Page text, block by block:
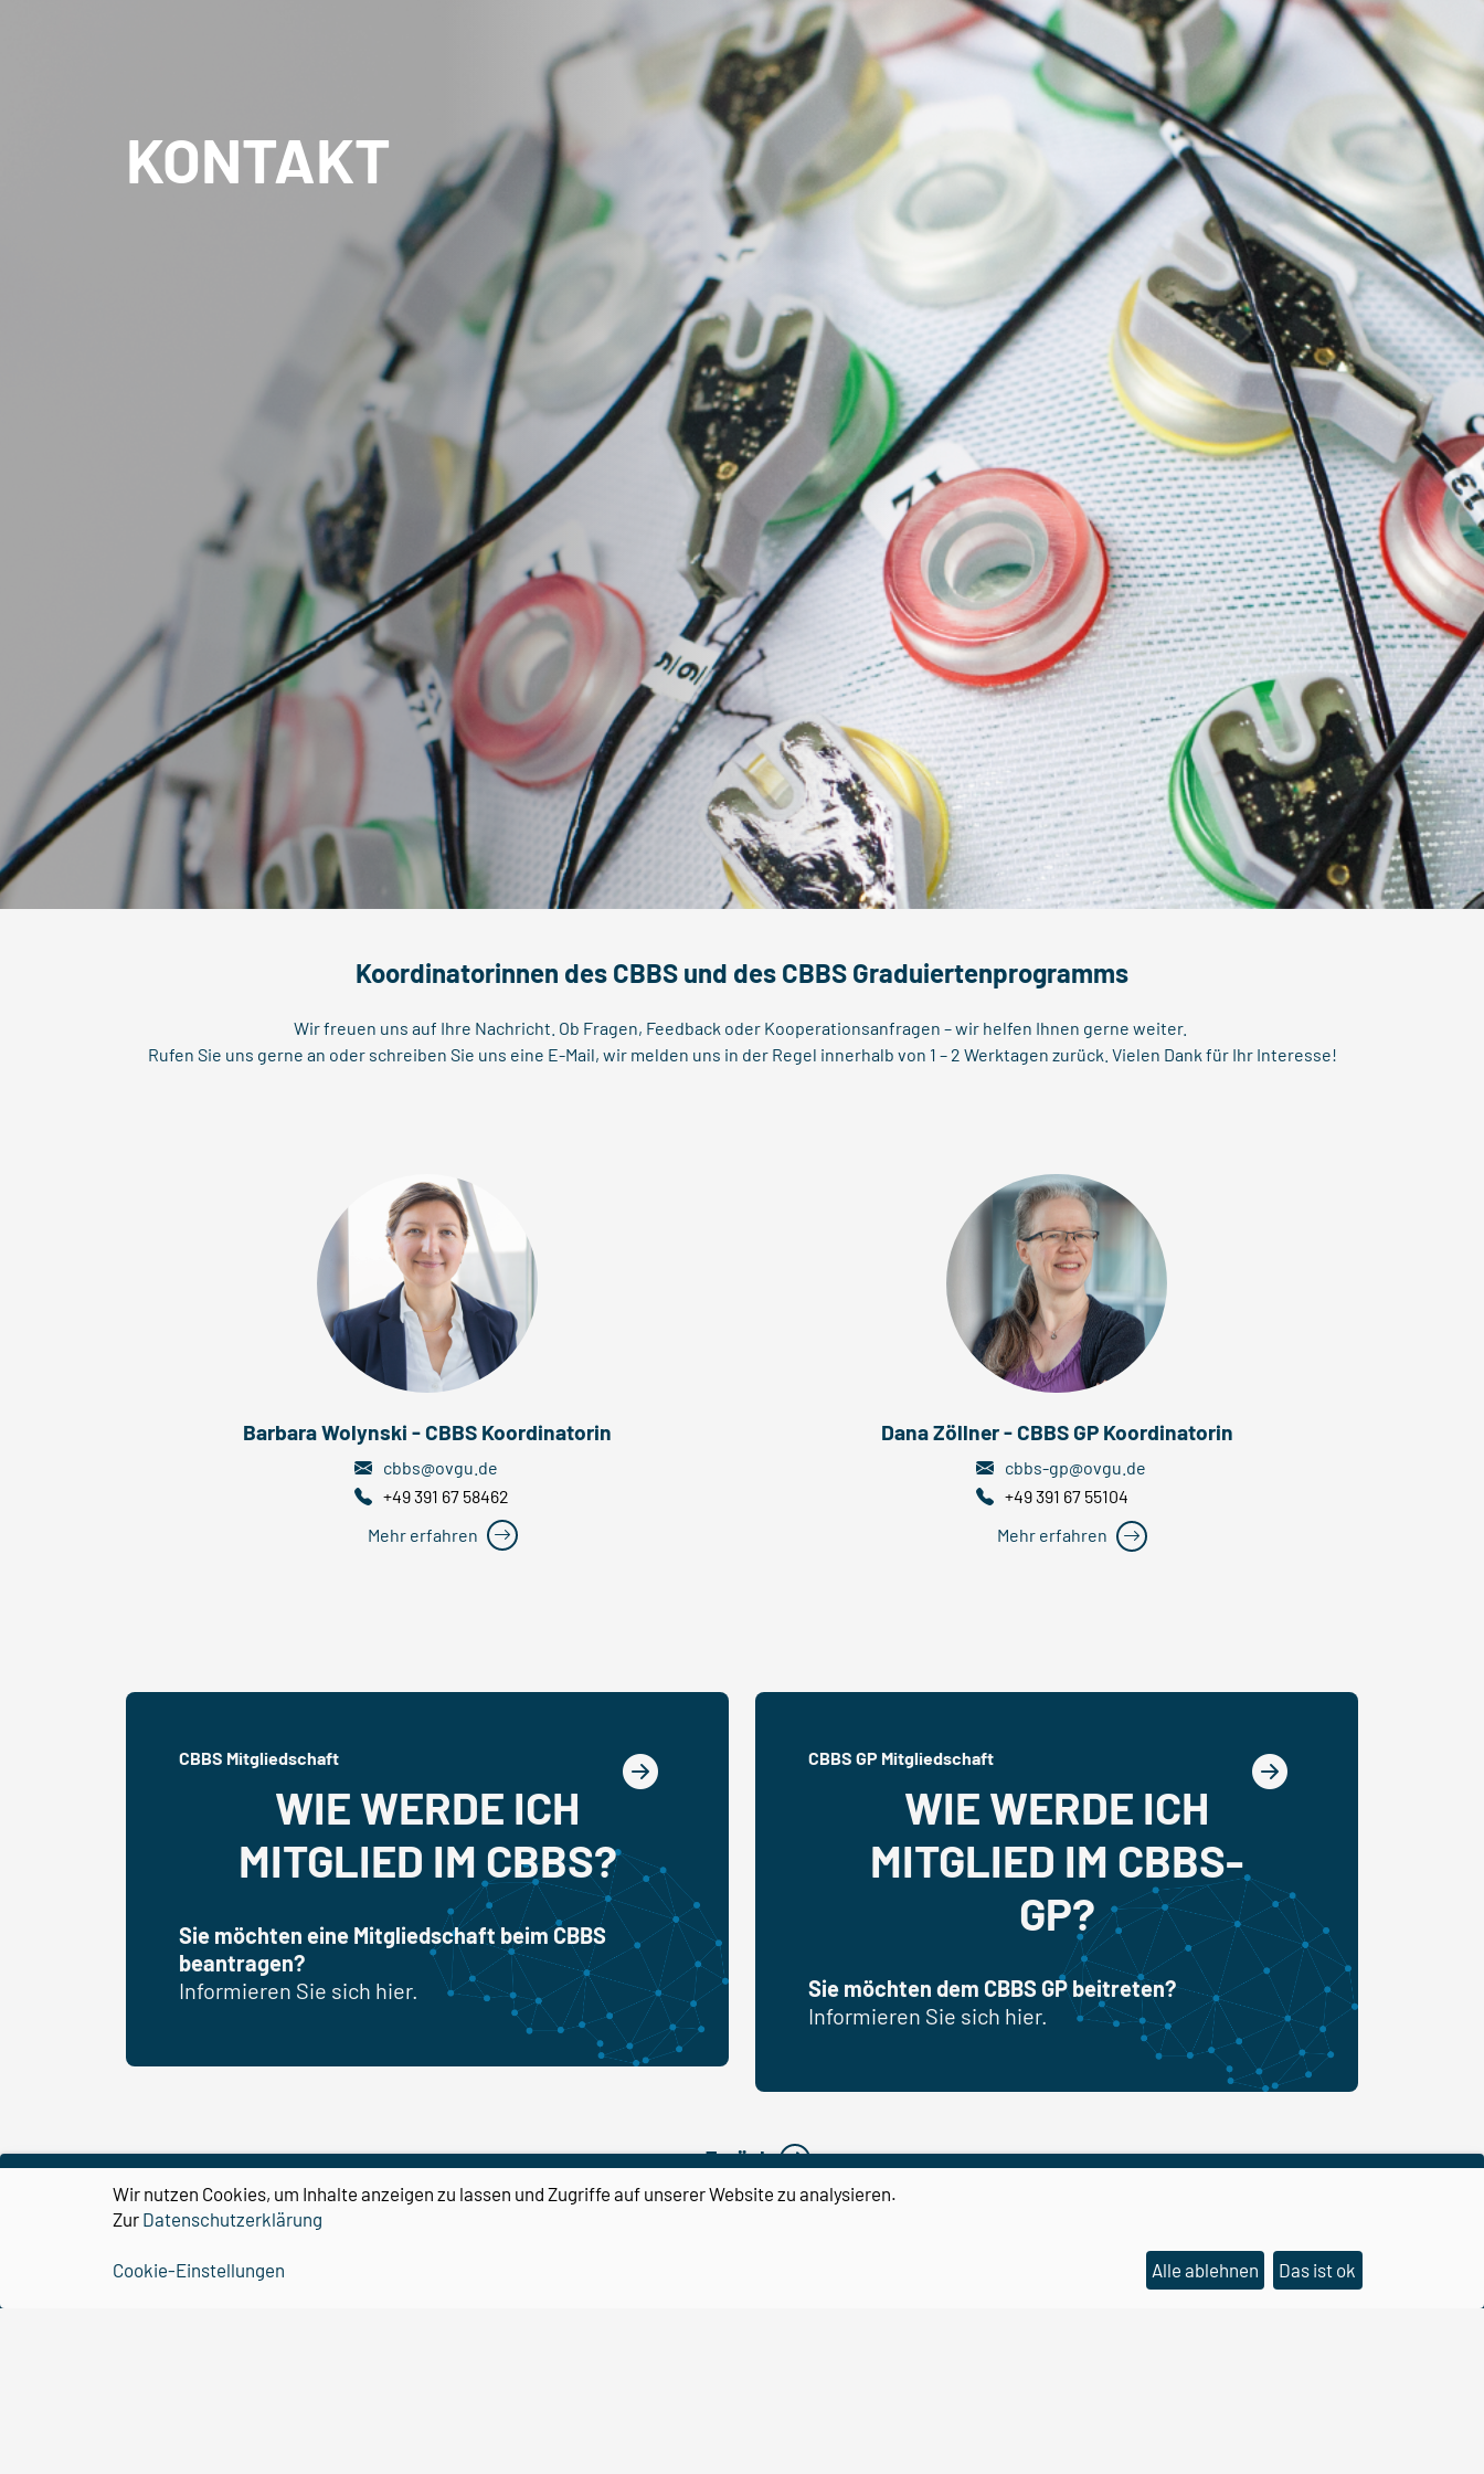
KONTAKT
Koordinatorinnen des CBBS und des CBBS Graduiertenprogramms
Wir freuen uns auf Ihre Nachricht. Ob Fragen, Feedback oder Kooperationsanfragen – wir helfen Ihnen gerne weiter.
Rufen Sie uns gerne an oder schreiben Sie uns eine E-Mail, wir melden uns in der Regel innerhalb von 1 – 2 Werktagen zurück. Vielen Dank für Ihr Interesse!
Barbara Wolynski - CBBS Koordinatorin
cbbs@ovgu.de
+49 391 67 58462
Mehr erfahren
Dana Zöllner - CBBS GP Koordinatorin
cbbs-gp@ovgu.de
+49 391 67 55104
Mehr erfahren
CBBS Mitgliedschaft
WIE WERDE ICH
MITGLIED IM CBBS?
Sie möchten eine Mitgliedschaft beim CBBS
beantragen?
Informieren Sie sich hier.
CBBS GP Mitgliedschaft
WIE WERDE ICH
MITGLIED IM CBBS-
GP?
Sie möchten dem CBBS GP beitreten?
Informieren Sie sich hier.
Zurück
Wir nutzen Cookies, um Inhalte anzeigen zu lassen und Zugriffe auf unserer Website zu analysieren.
Zur Datenschutzerklärung
Cookie-Einstellungen Alle ablehnen Das ist ok